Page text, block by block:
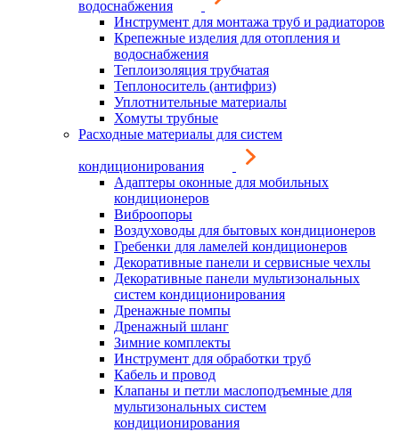
водоснабжения
Инструмент для монтажа труб и радиаторов
Крепежные изделия для отопления и
водоснабжения
Теплоизоляция трубчатая
Теплоноситель (антифриз)
Уплотнительные материалы
Хомуты трубные
Расходные материалы для систем
кондиционирования
Адаптеры оконные для мобильных
кондиционеров
Виброопоры
Воздуховоды для бытовых кондиционеров
Гребенки для ламелей кондиционеров
Декоративные панели и сервисные чехлы
Декоративные панели мультизональных
систем кондиционирования
Дренажные помпы
Дренажный шланг
Зимние комплекты
Инструмент для обработки труб
Кабель и провод
Клапаны и петли маслоподъемные для
мультизональных систем
кондиционирования